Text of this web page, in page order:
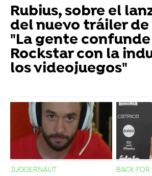
Rubius, sobre el
del nuevo tráiler de
"La gente confunde
Rockstar con la
los videojuegos"
JUGGERNAUT
BACK